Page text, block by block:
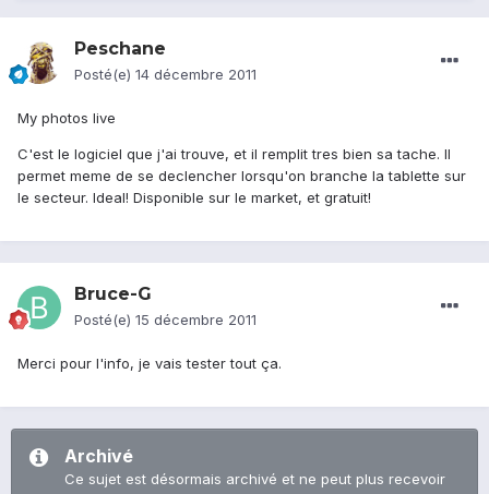
Peschane
Posté(e) 14 décembre 2011
My photos live
C'est le logiciel que j'ai trouve, et il remplit tres bien sa tache. Il
permet meme de se declencher lorsqu'on branche la tablette sur
le secteur. Ideal! Disponible sur le market, et gratuit!
Bruce-G
Posté(e) 15 décembre 2011
Merci pour l'info, je vais tester tout ça.
Archivé
Ce sujet est désormais archivé et ne peut plus recevoir